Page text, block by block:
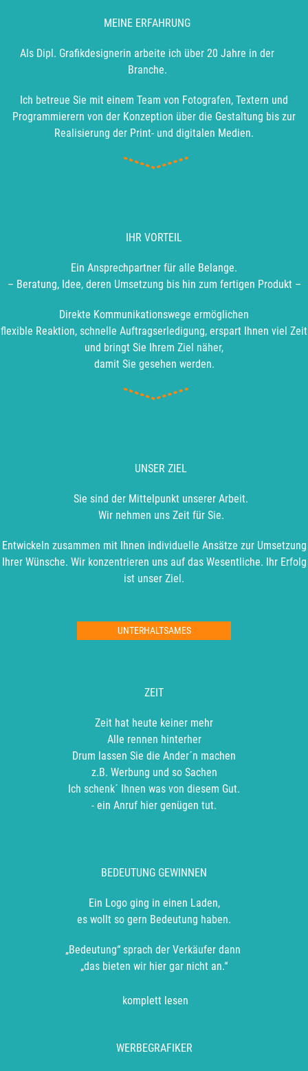
MEINE ERFAHRUNG
Als Dipl. Grafikdesignerin arbeite ich über 20 Jahre in der
Branche.
Ich betreue Sie mit einem Team von Fotografen, Textern und
Programmierern von der Konzeption über die Gestaltung bis zur
Realisierung der Print- und digitalen Medien.
IHR VORTEIL
Ein Ansprechpartner für alle Belange.
– Beratung, Idee, deren Umsetzung bis hin zum fertigen Produkt –
Direkte Kommunikationswege ermöglichen
flexible Reaktion, schnelle Auftragserledigung, erspart Ihnen viel Zeit
und bringt Sie Ihrem Ziel näher,
damit Sie gesehen werden.
UNSER ZIEL
Sie sind der Mittelpunkt unserer Arbeit.
Wir nehmen uns Zeit für Sie.
Entwickeln zusammen mit Ihnen individuelle Ansätze zur Umsetzung
Ihrer Wünsche. Wir konzentrieren uns auf das Wesentliche. Ihr Erfolg
ist unser Ziel.
UNTERHALTSAMES
ZEIT
Zeit hat heute keiner mehr
Alle rennen hinterher
Drum lassen Sie die Ander´n machen
z.B. Werbung und so Sachen
Ich schenk´ Ihnen was von diesem Gut.
- ein Anruf hier genügen tut.
BEDEUTUNG GEWINNEN
Ein Logo ging in einen Laden,
es wollt so gern Bedeutung haben.
„Bedeutung“ sprach der Verkäufer dann
„das bieten wir hier gar nicht an.“
komplett lesen
WERBEGRAFIKER